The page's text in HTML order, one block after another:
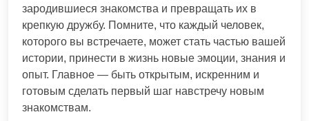
зародившиеся знакомства и превращать их в
крепкую дружбу. Помните, что каждый человек,
которого вы встречаете, может стать частью вашей
истории, принести в жизнь новые эмоции, знания и
опыт. Главное — быть открытым, искренним и
готовым сделать первый шаг навстречу новым
знакомствам.